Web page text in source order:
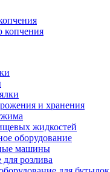
копчения
и хранения
жидкостей
оборудование
машины
розлива